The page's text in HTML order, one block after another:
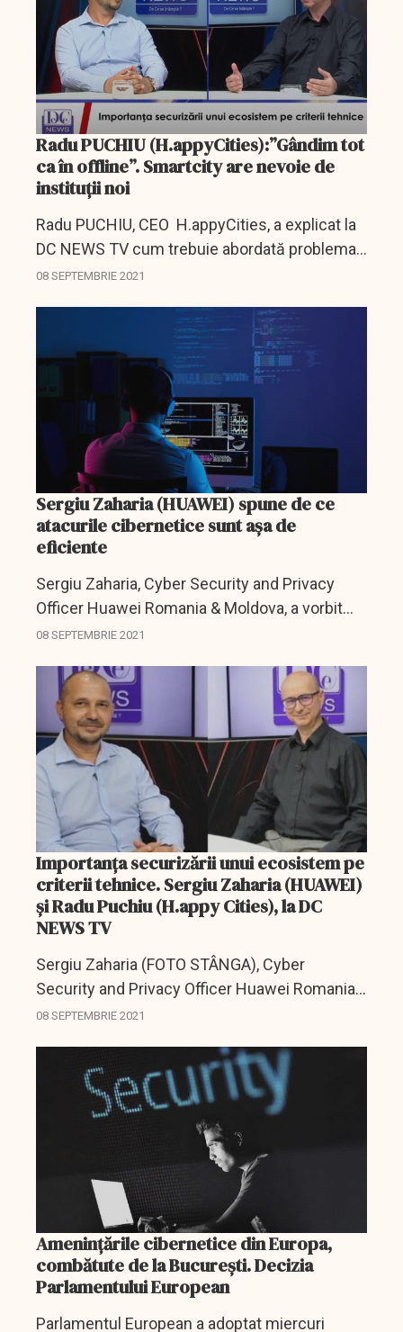
Radu PUCHIU (H.appyCities):”Gândim tot
ca în offline”. Smartcity are nevoie de
instituții noi
Radu PUCHIU, CEO H.appyCities, a explicat la
DC NEWS TV cum trebuie abordată problema
securității cibernetice la nivelul orașelor.
08 SEPTEMBRIE 2021
Sergiu Zaharia (HUAWEI) spune de ce
atacurile cibernetice sunt așa de
eficiente
Sergiu Zaharia, Cyber Security and Privacy
Officer Huawei Romania & Moldova, a vorbit
astăzi la DC NEWS TV despre importanța unui
care permit...
08 SEPTEMBRIE 2021
Importanţa securizării unui ecosistem pe
criterii tehnice. Sergiu Zaharia (HUAWEI)
şi Radu Puchiu (H.appy Cities), la DC
NEWS TV
Sergiu Zaharia (FOTO STÂNGA), Cyber
Security and Privacy Officer Huawei Romania
& Moldova, şi Radu PUCHIU (FOTO DREAPTA),
08 SEPTEMBRIE 2021
Amenințările cibernetice din Europa,
combătute de la București. Decizia
Parlamentului European
Parlamentul European a adoptat miercuri